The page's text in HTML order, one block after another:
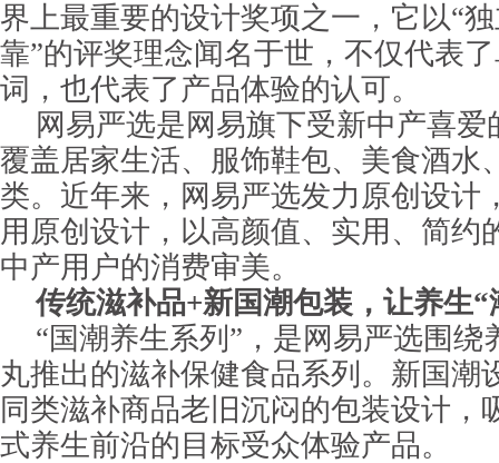
界上最重要的设计奖项之一，它以“
靠”的评奖理念闻名于世，不仅代表
词，也代表了产品体验的认可。
网易严选是网易旗下受新中产喜
覆盖居家生活、服饰鞋包、美食酒水
类。近年来，网易严选发力原创设计
用原创设计，以高颜值、实用、简约
中产用户的消费审美。
传统滋补品+新国潮包装，让养生“
“国潮养生系列”，是网易严选围绕
丸推出的滋补保健食品系列。新国潮
同类滋补商品老旧沉闷的包装设计，
式养生前沿的目标受众体验产品。